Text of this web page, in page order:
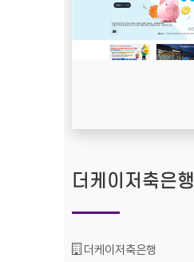
더케이저축은행
기관명 :
더케이저축은행